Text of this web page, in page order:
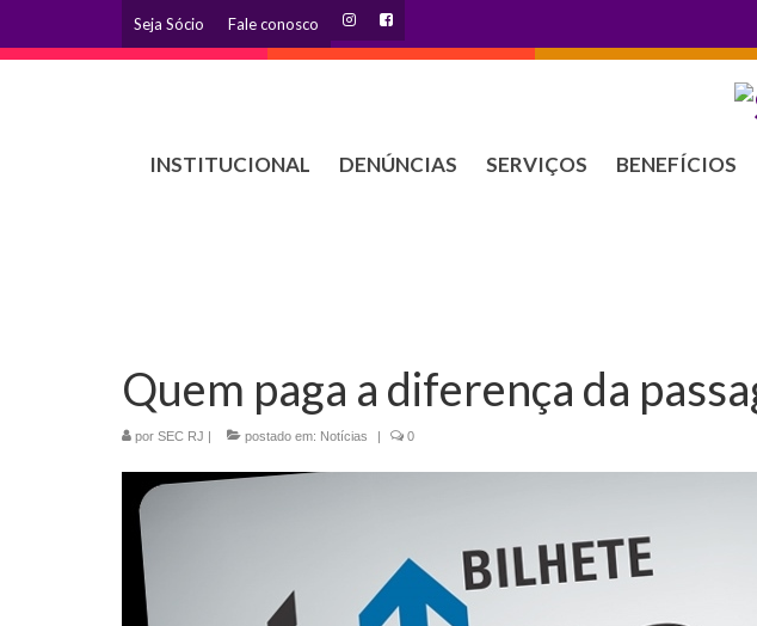
Seja Sócio Fale conosco
INSTITUCIONAL DENÚNCIAS SERVIÇOS BENEFÍCIOS
Quem paga a diferença da
por SEC RJ | postado em: Notícias | 0